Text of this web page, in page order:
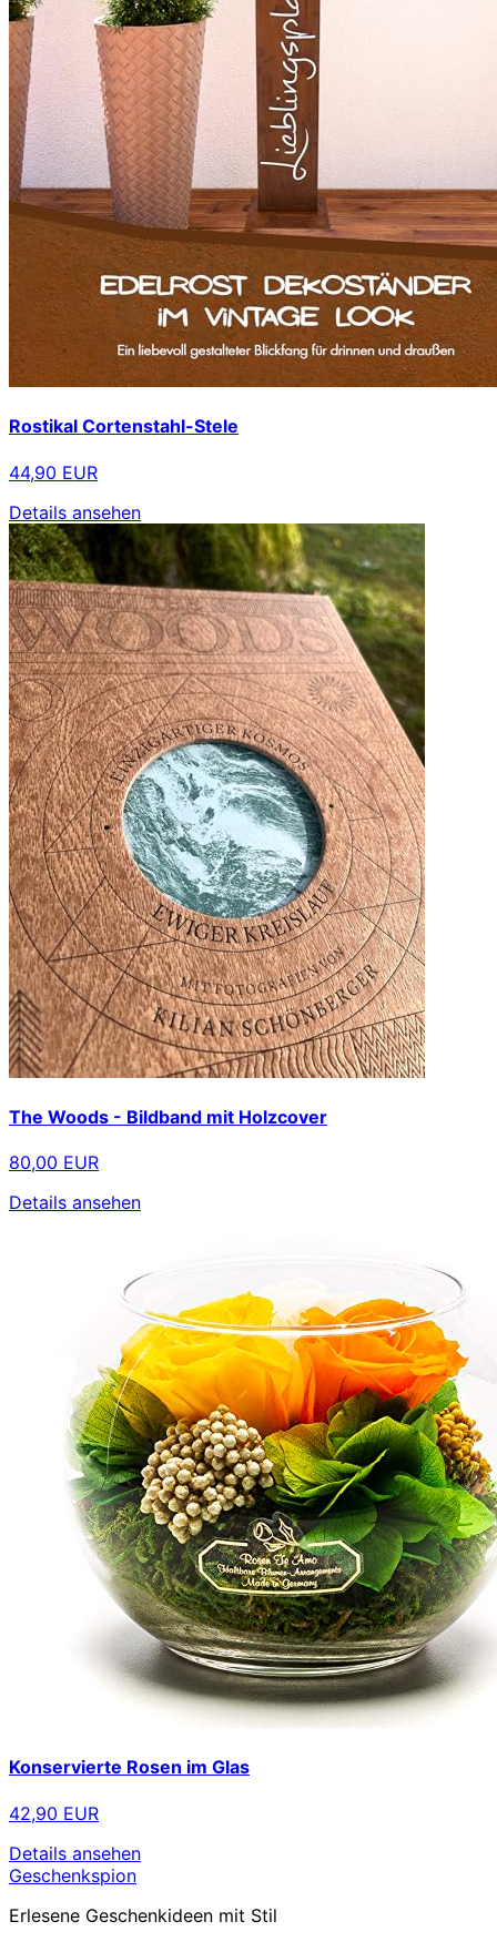
Rostikal Cortenstahl-Stele
44,90 EUR
Details ansehen
The Woods - Bildband mit Holzcover
80,00 EUR
Details ansehen
Konservierte Rosen im Glas
42,90 EUR
Details ansehen
Geschenkspion
Erlesene Geschenkideen mit Stil